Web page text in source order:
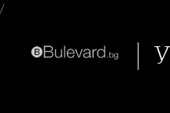
/